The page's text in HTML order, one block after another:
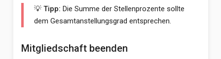
💡 Tipp: Die Summe der Stellenprozente sollte
dem Gesamtanstellungsgrad entsprechen.
Mitgliedschaft beenden